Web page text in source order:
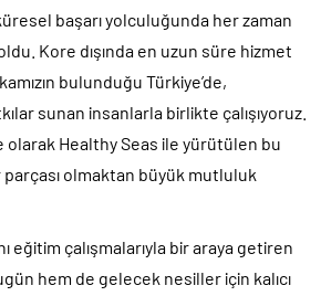
başarı yolculuğunda her zaman
Kore dışında en uzun süre hizmet
bulunduğu Türkiye’de,
sunan insanlarla birlikte çalışıyoruz.
olarak Healthy Seas ile yürütülen bu
olmaktan büyük mutluluk
eğitim çalışmalarıyla bir araya getiren
hem de gelecek nesiller için kalıcı